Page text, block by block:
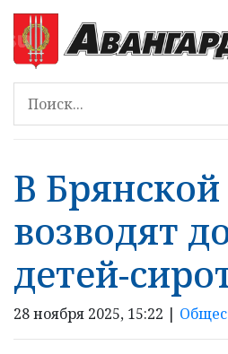
В
возводят
детей-
28 ноября 2025, 15:22 |